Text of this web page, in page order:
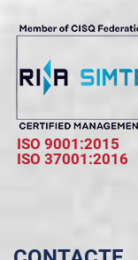
ISO 9001:2015
ISO 37001:2016